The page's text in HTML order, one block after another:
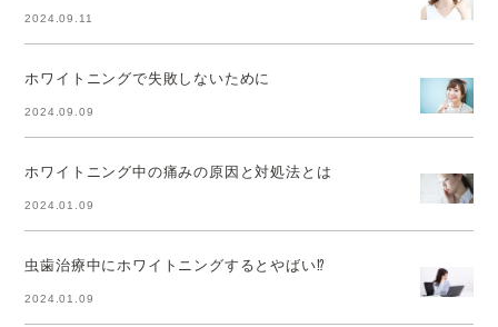
2024.09.11
ホワイトニングで失敗しないために
2024.09.09
ホワイトニング中の痛みの原因と対処法とは
2024.01.09
虫歯治療中にホワイトニングするとやばい⁉
2024.01.09